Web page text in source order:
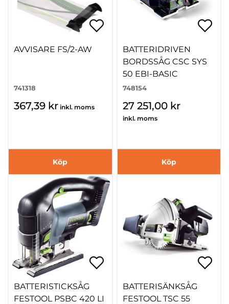
AVVISARE FS/2-AW
741318
367,39 kr inkl. moms
Köp
BATTERIDRIVEN
BORDSSÅG CSC SYS
50 EBI-BASIC
748154
27 251,00 kr
inkl. moms
Köp
BATTERISTICKSÅG
FESTOOL PSBC 420 LI
BATTERISÄNKSÅG
FESTOOL TSC 55